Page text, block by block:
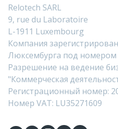
Relotech SARL
9, rue du Laboratoire
L-1911 Luxembourg
Компания
Люксембурга под номером
Разрешение на ведение
"Коммерческая
Регистрационный номер:
Номер VAT: LU35271609